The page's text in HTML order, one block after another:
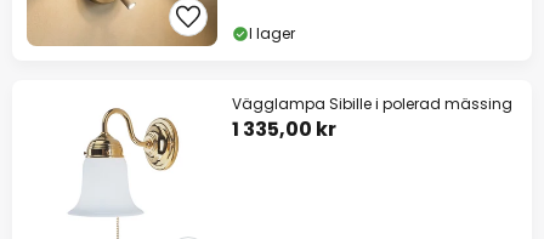
I lager
Vägglampa Sibille i polerad mässing
1 335,00 kr